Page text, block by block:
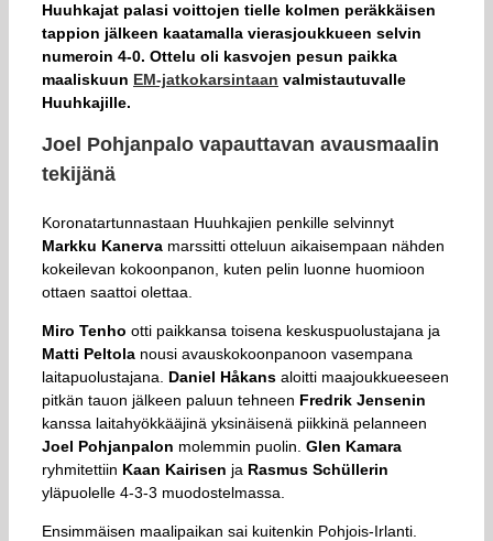
Huuhkajat palasi voittojen tielle kolmen peräkkäisen
tappion jälkeen kaatamalla vierasjoukkueen selvin
numeroin 4-0. Ottelu oli kasvojen pesun paikka
maaliskuun EM-jatkokarsintaan valmistautuvalle
Huuhkajille.
Joel Pohjanpalo vapauttavan avausmaalin
tekijänä
Koronatartunnastaan Huuhkajien penkille selvinnyt
Markku Kanerva marssitti otteluun aikaisempaan nähden
kokeilevan kokoonpanon, kuten pelin luonne huomioon
ottaen saattoi olettaa.
Miro Tenho otti paikkansa toisena keskuspuolustajana ja
Matti Peltola nousi avauskokoonpanoon vasempana
laitapuolustajana. Daniel Håkans aloitti maajoukkueeseen
pitkän tauon jälkeen paluun tehneen Fredrik Jensenin
kanssa laitahyökkääjinä yksinäisenä piikkinä pelanneen
Joel Pohjanpalon molemmin puolin. Glen Kamara
ryhmitettiin Kaan Kairisen ja Rasmus Schüllerin
yläpuolelle 4-3-3 muodostelmassa.
Ensimmäisen maalipaikan sai kuitenkin Pohjois-Irlanti.